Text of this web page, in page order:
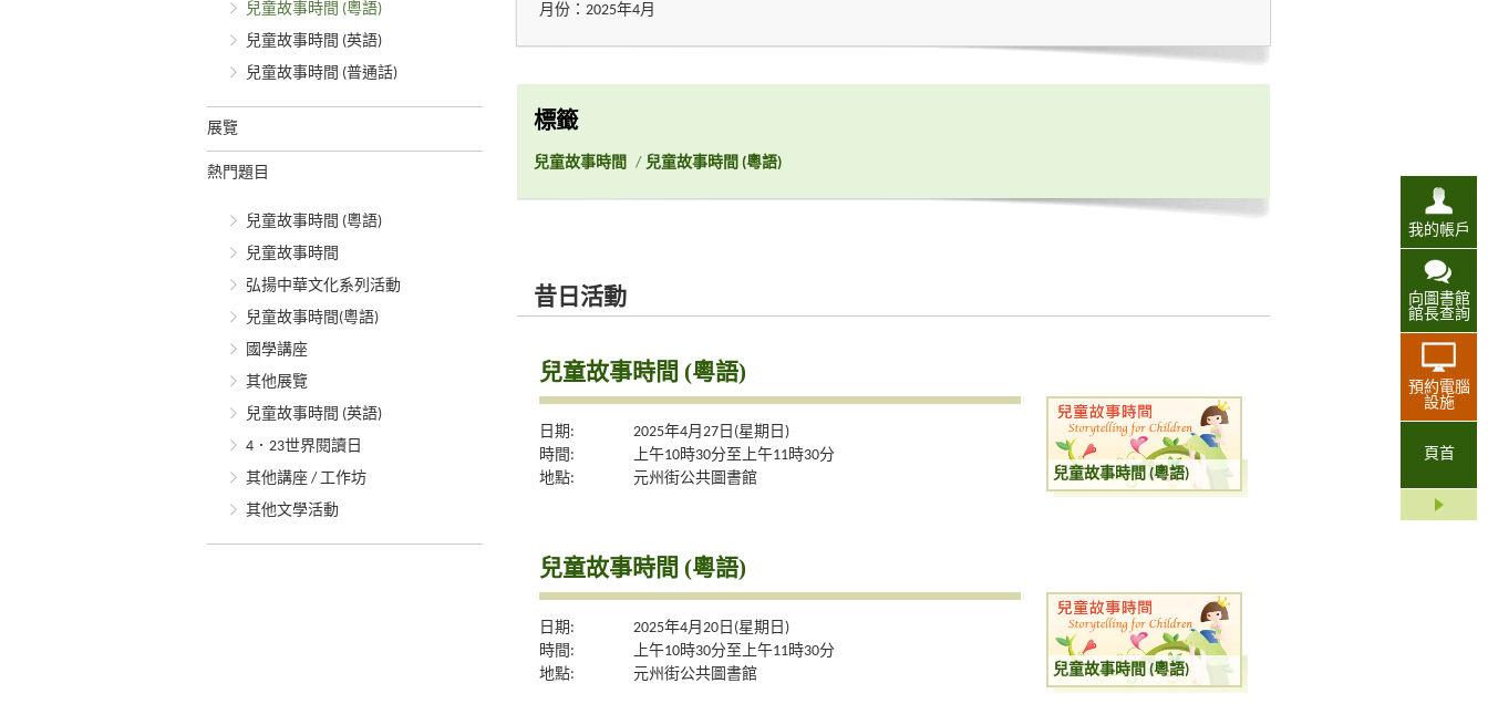
我的帳戶
向圖書館
館長查詢
預約電腦
設施
頁首
兒童故事時間 (粵語)
兒童故事時間 (英語)
兒童故事時間 (普通話)
展覽
熱門題目
兒童故事時間 (粵語)
兒童故事時間
弘揚中華文化系列活動
兒童故事時間(粵語)
國學講座
其他展覽
兒童故事時間 (英語)
4．23世界閱讀日
其他講座 / 工作坊
其他文學活動
月份：2025年4月
標籤
兒童故事時間 / 兒童故事時間 (粵語)
昔日活動
兒童故事時間 (粵語)
日期:
2025年4月27日(星期日)
時間:
上午10時30分至上午11時30分
地點:
元州街公共圖書館 兒童故事時間 (粵語)
兒童故事時間 (粵語)
日期:
2025年4月20日(星期日)
時間:
上午10時30分至上午11時30分
地點:
元州街公共圖書館 兒童故事時間 (粵語)